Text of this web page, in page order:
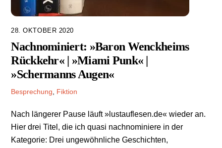
28. OKTOBER 2020
Nachnominiert: »Baron Wenckheims
Rückkehr« | »Miami Punk« |
»Schermanns Augen«
Besprechung Fiktion
Nach längerer Pause läuft »lustauflesen.de« wieder an.
Hier drei Titel, die ich quasi nachnominiere in der
Kategorie: Drei ungewöhnliche Geschichten,